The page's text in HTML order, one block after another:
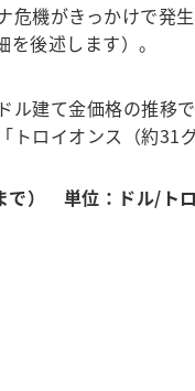
機がきっかけで発
後述します）。
建て金価格の推移
ロイオンス（約31グ
で） 単位：ドル/ト